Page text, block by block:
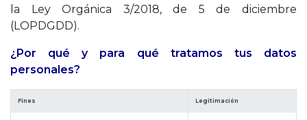
la Ley Orgánica 3/2018, de 5 de diciembre
(LOPDGDD).
¿Por qué y para qué tratamos tus datos
personales?
Fines Legitimación